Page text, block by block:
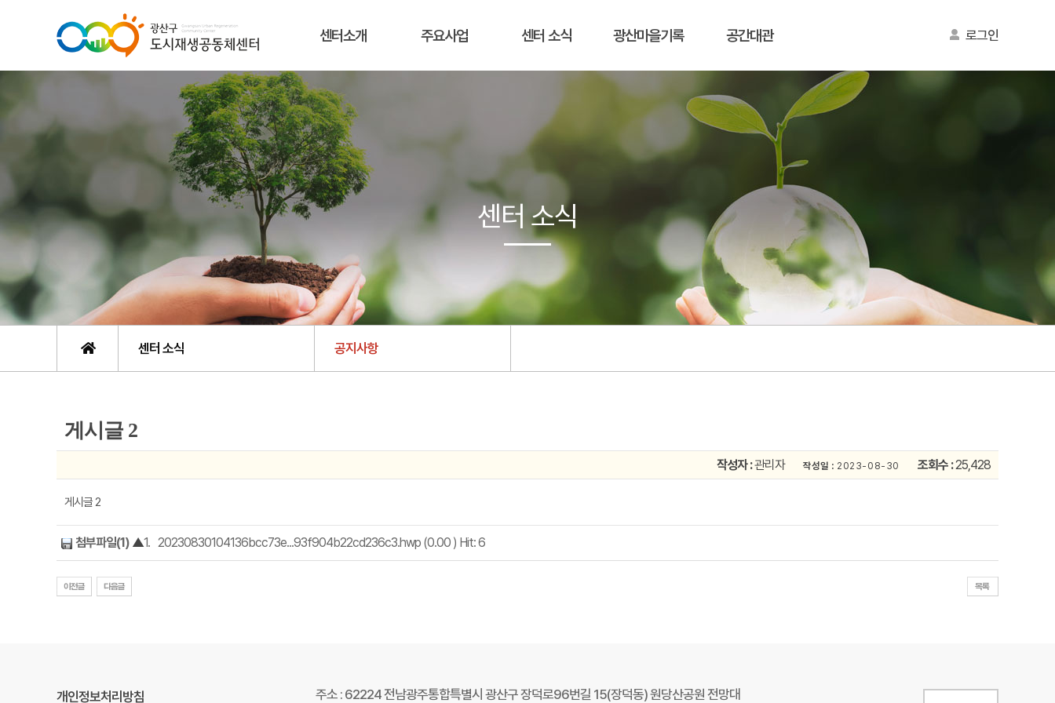
센터소개 주요사업 센터 소식 광산마을기록 공간대관 로그인
센터 소식
센터 소식 공지사항
게시글 2
작성자 :관리자 작성일 : 2023-08-30 조회수 :25,428
게시글 2
첨부파일(1) ▲1. 20230830104136bcc73e...93f904b22cd236c3.hwp (0.00 ) Hit: 6
개인정보처리방침 주소 : 62224 전남광주통합특별시 광산구 장덕로96번길 15(장덕동) 원당산공원 전망대